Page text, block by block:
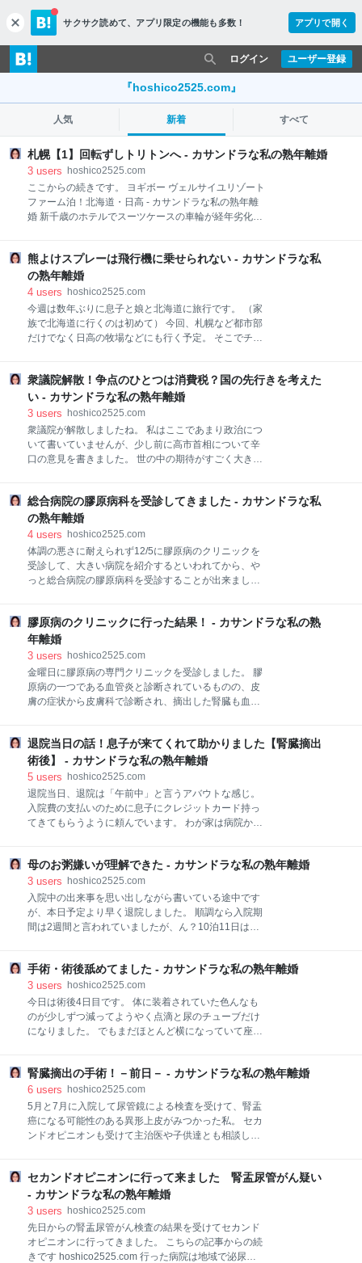
c
l
o
s
サクサク読めて、 アプリ限定の機能も多数！ アプリで開く
ユーザー登録
ログイン
『hoshico2525.com』
人気 新着 すべて
札幌【1】回転ずしトリトンへ - カサンドラな私の熟年離婚
3 users
hoshico2525.com
ここからの続きです。 ヨギボー ヴェルサイユリゾート
ファーム泊！北海道・日高 - カサンドラな私の熟年離
婚 新千歳のホテルでスーツケースの車輪が経年劣化で
いていくのが不安でした。 でも、スーツケースを転が
せないほどの支障はない感じ。 息子がJRの駅から徒歩
3分ということと、お値段で選んだホテルは、全然3分
ではありませんでした。 少なくとも10分はかかった。
（多分掲載サイトの情報が間違っていた） 『リージョ
ニア by クインテッサ 札幌駅前』 雨がちょうど降って
方のベッドには枕が2個。 娘と二人で寝ることになり
ます。 その二つのベッドと大きなソファが窓際にあり
（4人の時は簡易ベッドになる）、スーツケース
熊よけスプレーは飛行機に乗せられない - カサンドラな私
の熟年離婚
4 users
hoshico2525.com
今週は数年ぶりに息子と娘と北海道に旅行です。 （家
族で北海道に行くのは初めて） 今回、札幌など都市部
だけでなく日高の牧場などにも行く予定。 そこでチラ
と・・・。 でも、お守りがわりに熊スプレーを持って
行っておけば気休めにはなるかなって思って探すこと
にしました。 ネットで買うか、モンベルなどのアウト
ドアのショップ。 息子が高校生の時山岳部だったので
モンベルへはよく行きました。 その時に熊よけスプレ
ーを見かけたことがあります。 でも、そのモンベルは
も行くつもりでした。 スプレーなので飛行機どうだっ
け？ 国内線なら問題ない？ と、その後で飛行機持ち込
みの検索をしたところ、ＮＧと判明しました。 たしか
に
衆議院解散！争点のひとつは消費税？国の先行きを考えた
い - カサンドラな私の熟年離婚
3 users
hoshico2525.com
衆議院が解散しましたね。 私はここであまり政治につ
いて書いていませんが、少し前に高市首相について辛
口の意見を書きました。 世の中の期待がすごく大きい
うに見えることに、心のどこかでは私の思いとは裏腹
に高市さんになって良くなってきてるじゃんってなっ
て欲しい気持ちもありました。 そんな中での衆議院の
解散！（早っ） 理由もなんか後付けで、結局今なら自
民党が勝利できると思ったんじゃ？みたいな・・・。
ガッカリしました。 今のままやれるところまでやれば
行くのも大変。 また受験シーズン真っただ中で、選挙
の音声などで受験生が大切な試験の時に影響を受ける
のではという懸念があるようです。 ある大学では例年
禁止して
総合病院の膠原病科を受診してきました - カサンドラな私
の熟年離婚
4 users
hoshico2525.com
体調の悪さに耐えられず12/5に膠原病のクリニックを
受診して、大きい病院を紹介するといわれてから、や
っと総合病院の膠原病科を受診することが出来まし
お待たせすることになります。ご了承ください。」と
言われましたが、それは覚悟の上だったので「はい」
と答えて診察室の前で待ちました。 10月に近くの皮膚
科で血管炎と思われるので総合病院の皮膚科を紹介し
ます、と言われて同じ総合病院にかかった時には、そ
の後手術予定の泌尿器科にも回されたこともあり６時
3人の番号に私の番号が出たのは20分後ぐらい、順番
待ちを始めてから6～7人目、「割と早いじゃん」と思
いました。 そしていよいよ次が私の番。 呼び出しの番
号が出るの
膠原病のクリニックに行った結果！ - カサンドラな私の熟
年離婚
3 users
hoshico2525.com
金曜日に膠原病の専門クリニックを受診しました。 膠
原病の一つである血管炎と診断されているものの、皮
膚の症状から皮膚科で診断され、摘出した腎臓も血管
り）今後経過観察しましょうといった感じ。 でも、退
院後も血液検査でCRP（炎症の値）は正常まで下がら
ないままだし、なんとなくスッキリせず怠い。 これこ
のまま様子見でよいのか気になっていたところに、先
日のパート復帰で筋肉痛や具合が悪くなったりしたこ
とで、皮膚だけでなくもっと総合的に血管炎を診ても
ーだかベストドクターとかいうのに何年も連続で選ば
れているというクリニックに行ってみることにしまし
た。 でも予想に反して、私はこのドクターはちょっと
合わないなと思いま
退院当日の話！息子が来てくれて助かりました【腎臓摘出
術後】 - カサンドラな私の熟年離婚
5 users
hoshico2525.com
退院当日、退院は「午前中」と言うアバウトな感じ。
入院費の支払いのために息子にクレジットカード持っ
てきてもらうように頼んでいます。 わが家は病院から
ら来てもらうかどうかを連絡しようと思っていまし
た。 というのも、これまでに2回検査入院をしてい
て、どちらも退院したのが土曜日。 通常の窓口は閉ま
っていて、自動精算機と休日用の窓口があります。 1
回目の退院の時は直前に退院が決まったため、会計の
で次回の診察日に併せて請求しますとのこと。 2回目
の時は夫が退職したタイミングだったので次の保険証
への切り替え中で保険の確認ができない状態。 そのた
め預り金として現金10万円を払って退院するように事
務の方から言わ
母のお粥嫌いが理解できた - カサンドラな私の熟年離婚
3 users
hoshico2525.com
入院中の出来事を思い出しながら書いている途中です
が、本日予定より早く退院しました。 順調なら入院期
間は2週間と言われていましたが、ん？10泊11日は何
活までは時間かかりそうですけど、内臓をとってわず
か10日程度でこれだけ動ければOKなんだと思いま
す。 また時系列の記事に詳しく書くつもりです。 さて
今日は食事の話です。 手術の翌々日から食事が始まり
ました。 重湯からです。 でもずっと食べてなかった
ないので一応少しでも食べようとしたのですが、全体
の1割も食べる事が出来ませんでした。 でも容赦なく
次の食事がやってくる。 「もう？」 看護師さんも「無
理しなくて良いですよ」と言ってくれてるし、自分で
も無理はし
手術・術後舐めてました - カサンドラな私の熟年離婚
3 users
hoshico2525.com
今日は術後4日目です。 体に装着されていた色んなも
のが少しずつ減ってようやく点滴と尿のチューブだけ
になりました。 でもまだほとんど横になっていて座っ
来ません。 ご飯がいちばんの苦行です。 全然食欲ない
し、食べても吐いてしまいます。 これでも順調に回復
しているようなのでありがたいですが、帝王切開の人
とか尊敬する〜。 これに赤ちゃんのお世話があるんで
しょ。 若いからかな。 私はムリやな〜。 明日はもう
セージありがとうございます😊
腎臓摘出の手術！－前日－ - カサンドラな私の熟年離婚
6 users
hoshico2525.com
5月と7月に入院して尿管鏡による検査を受けて、腎盂
癌になる可能性のある異形上皮がみつかった私。 セカ
ンドオピニオンも受けて主治医や子供達とも相談し
ました。 なんか数週間前からの体調不良と足の紫斑で
血管炎というのが分かり、血管炎は腎臓が悪くなる事
もあると言うので、このまま片方腎臓取っちゃって良
いのかなって不安もありますが、癌になりそうなのを
ほっとく訳にもいかない。 そして腎臓摘出してみてく
まなく調べたらやはり癌もあったと言う場合もあるの
セカンドオピニオンに行って来ました 腎盂尿管がん疑い
- カサンドラな私の熟年離婚
3 users
hoshico2525.com
先日からの腎盂尿管がん検査の結果を受けてセカンド
オピニオンに行ってきました。 こちらの記事からの続
きです hoshico2525.com 行った病院は地域で泌尿器